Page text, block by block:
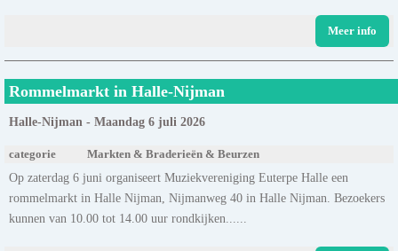
Meer info
Rommelmarkt in Halle-Nijman
Halle-Nijman - Maandag 6 juli 2026
categorie Markten & Braderieën & Beurzen
Op zaterdag 6 juni organiseert Muziekvereniging Euterpe Halle een
rommelmarkt in Halle Nijman, Nijmanweg 40 in Halle Nijman. Bezoekers
kunnen van 10.00 tot 14.00 uur rondkijken......